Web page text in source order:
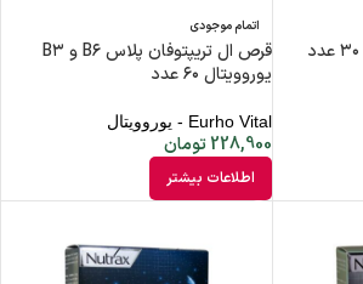
اتمام موجودی
قرص ال تریپتوفان پلاس B۶ و B۳
یوروویتال ۶۰ عدد
Eurho Vital - یوروویتال
228,900 تومان
اطلاعات بیشتر